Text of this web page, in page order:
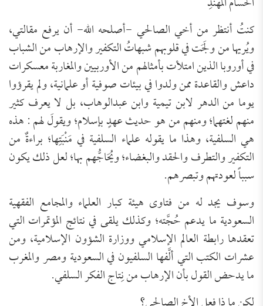
كنتُ أنتظر من أخي الصالحي -أصلحه الله- أن يرفع مقالتي،
ويُريها من ولَجَت في قلوبهم شبهاتُ التكفير والإرهاب من الشباب
في أوروبا الذين امتلأت بأمثالهم من الأوربيين والمغاربة معسكرات
داعش والقاعدة ممن ولدوا في بيئات صوفية أو علمانية، ولم يقرؤوا
يوما من الدهر لابن تيمية وابن عبدالوهاب، بل لا يعرف كثير
منهم لغتهما؛ ومنهم من هو حديث عهدٍ بإسلام؛ ويقولَ لهم : هذه
هي السلفية، وهذا ما يقوله علماء السلفية في مَنْبَتِها؛ براءةٌ من
التكفير والتطرف والحقد والبغضاء؛ ويُحَاجُّهم بها؛ لعل ذلك يكون
سبباً لعودتهم وتبصرهم.
وسوف يجد له من فتاوى هيئة كبار العلماء والمجامع الفقهية
السعودية ما يدعم حُجَّته؛ وكذلك يلقى في نتائج المؤتمرات التي
تعقدها رابطة العالم الإسلامي ووزارة الشؤون الإسلامية، ومن
عشرات الكتب التي ألَّفها السلفيون في السعودية ومصر والمغرب
ما يدحض القول بأن الإرهاب من نِتاج الفكر السلفي.